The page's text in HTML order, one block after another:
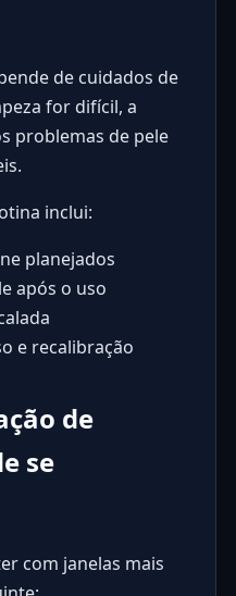
de cuidados de
for difícil, a
problemas de pele
inclui:
planejados
após o uso
e recalibração
de
se
com janelas mais